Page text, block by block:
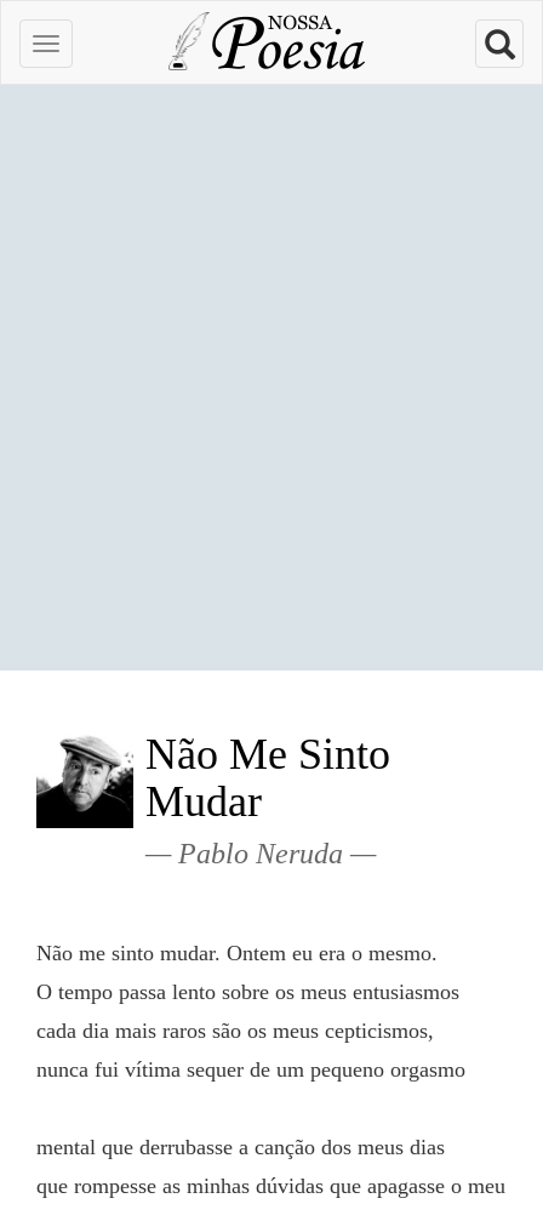
Não Me Sinto
Mudar
Pablo Neruda
Não me sinto mudar. Ontem eu era o mesmo.
O tempo passa lento sobre os meus entusiasmos
cada dia mais raros são os meus cepticismos,
nunca fui vítima sequer de um pequeno orgasmo
mental que derrubasse a canção dos meus dias
que rompesse as minhas dúvidas que apagasse o meu